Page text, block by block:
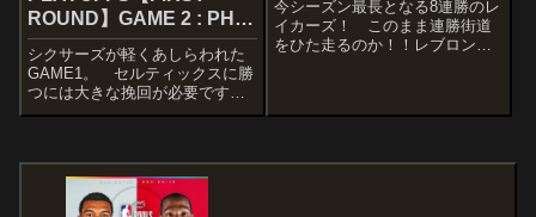
ROUND】GAME 2 : PHI –
BOS Apr 21, 2026
シクサーズが軽くあしらわれた
GAME1。 セルティックスに勝
つには大きな挽回が必要です。
STARTERSPHILADELPHIA
@vj_edgecombe...
今シーズン最長となる8連勝のレ
イカーズ！ このまま連勝街道
をひた走るのか！！レブロン・
REGULAR-SEASON NBA